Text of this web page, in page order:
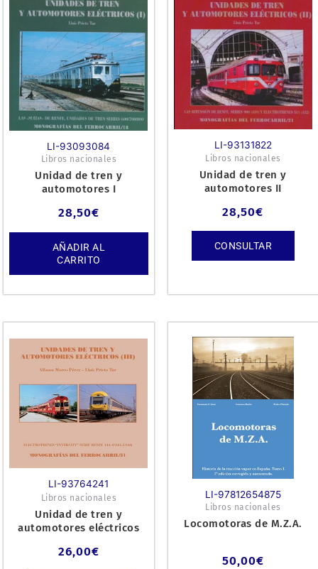
LI-93093084
Libros nacionales
Unidad de tren y
automotores I
28,50€
AÑADIR AL
CARRITO
LI-93131822
Libros nacionales
Unidad de tren y
automotores II
28,50€
CONSULTAR
LI-93764241
Libros nacionales
Unidad de tren y
automotores eléctricos
26,00€
LI-97812654875
Libros nacionales
Locomotoras de M.Z.A.
50,00€